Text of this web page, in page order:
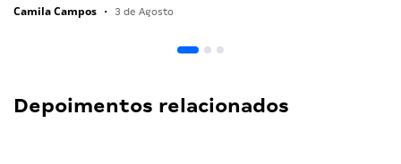
Camila Campos • 3 de Agosto
Depoimentos relacionados